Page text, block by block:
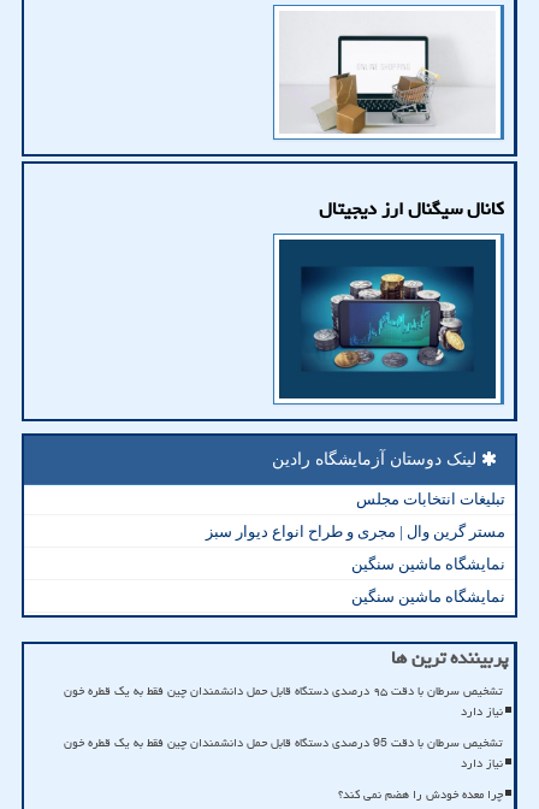
کانال سیگنال ارز دیجیتال
لینک دوستان آزمایشگاه رادین
تبلیغات انتخابات مجلس
مستر گرین وال | مجری و طراح انواع دیوار سبز
نمایشگاه ماشین سنگین
نمایشگاه ماشین سنگین
پربیننده ترین ها
تشخیص سرطان با دقت ۹۵ درصدی دستگاه قابل حمل دانشمندان چین فقط به یک قطره خون
نیاز دارد
تشخیص سرطان با دقت 95 درصدی دستگاه قابل حمل دانشمندان چین فقط به یک قطره خون
نیاز دارد
چرا معده خودش را هضم نمی کند؟